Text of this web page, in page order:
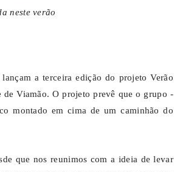
neste verão
a terceira edição do projeto Verão
Viamão. O projeto prevê que o grupo -
montado em cima de um caminhão do
que nos reunimos com a ideia de levar